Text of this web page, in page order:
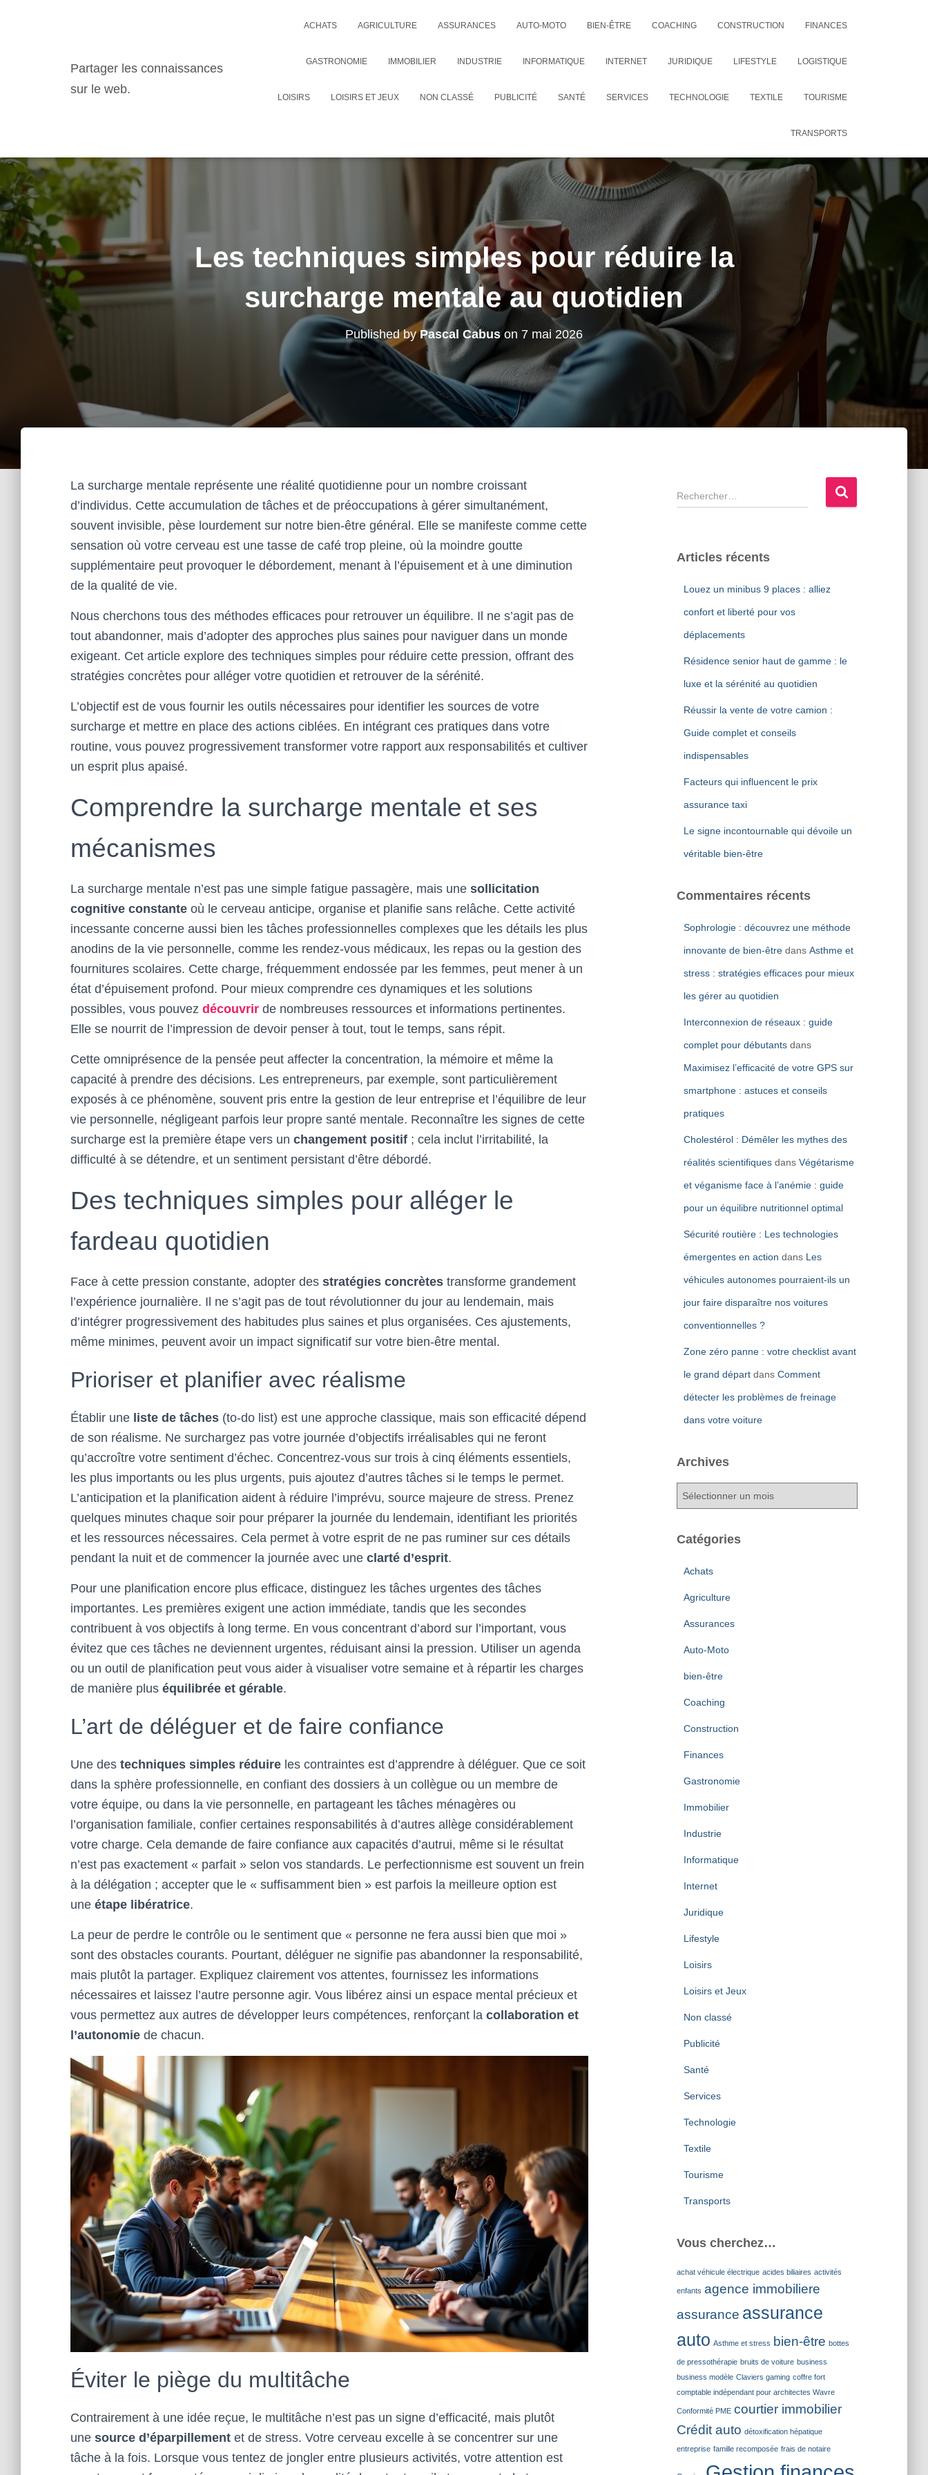
Partager les connaissances
sur le web.
ACHATS AGRICULTURE ASSURANCES AUTO-MOTO BIEN-ÊTRE COACHING CONSTRUCTION FINANCES
GASTRONOMIE IMMOBILIER INDUSTRIE INFORMATIQUE INTERNET JURIDIQUE LIFESTYLE LOGISTIQUE
LOISIRS LOISIRS ET JEUX NON CLASSÉ PUBLICITÉ SANTÉ SERVICES TECHNOLOGIE TEXTILE TOURISME
TRANSPORTS
Les techniques simples pour réduire la
surcharge mentale au quotidien
Published byPascal Cabuson 7 mai 2026
La surcharge mentale représente une réalité quotidienne pour un nombre croissant
d’individus. Cette accumulation de tâches et de préoccupations à gérer simultanément,
souvent invisible, pèse lourdement sur notre bien-être général. Elle se manifeste comme cette
sensation où votre cerveau est une tasse de café trop pleine, où la moindre goutte
supplémentaire peut provoquer le débordement, menant à l’épuisement et à une diminution
de la qualité de vie.
Nous cherchons tous des méthodes efficaces pour retrouver un équilibre. Il ne s’agit pas de
tout abandonner, mais d’adopter des approches plus saines pour naviguer dans un monde
exigeant. Cet article explore des techniques simples pour réduire cette pression, offrant des
stratégies concrètes pour alléger votre quotidien et retrouver de la sérénité.
L’objectif est de vous fournir les outils nécessaires pour identifier les sources de votre
surcharge et mettre en place des actions ciblées. En intégrant ces pratiques dans votre
routine, vous pouvez progressivement transformer votre rapport aux responsabilités et cultiver
un esprit plus apaisé.
Comprendre la surcharge mentale et ses
mécanismes
La surcharge mentale n’est pas une simple fatigue passagère, mais une sollicitation
cognitive constante où le cerveau anticipe, organise et planifie sans relâche. Cette activité
incessante concerne aussi bien les tâches professionnelles complexes que les détails les plus
anodins de la vie personnelle, comme les rendez-vous médicaux, les repas ou la gestion des
fournitures scolaires. Cette charge, fréquemment endossée par les femmes, peut mener à un
état d’épuisement profond. Pour mieux comprendre ces dynamiques et les solutions
possibles, vous pouvez découvrir de nombreuses ressources et informations pertinentes.
Elle se nourrit de l’impression de devoir penser à tout, tout le temps, sans répit.
Cette omniprésence de la pensée peut affecter la concentration, la mémoire et même la
capacité à prendre des décisions. Les entrepreneurs, par exemple, sont particulièrement
exposés à ce phénomène, souvent pris entre la gestion de leur entreprise et l’équilibre de leur
vie personnelle, négligeant parfois leur propre santé mentale. Reconnaître les signes de cette
surcharge est la première étape vers un changement positif ; cela inclut l’irritabilité, la
difficulté à se détendre, et un sentiment persistant d’être débordé.
Des techniques simples pour alléger le
fardeau quotidien
Face à cette pression constante, adopter des stratégies concrètes transforme grandement
l’expérience journalière. Il ne s’agit pas de tout révolutionner du jour au lendemain, mais
d’intégrer progressivement des habitudes plus saines et plus organisées. Ces ajustements,
même minimes, peuvent avoir un impact significatif sur votre bien-être mental.
Prioriser et planifier avec réalisme
Établir une liste de tâches (to-do list) est une approche classique, mais son efficacité dépend
de son réalisme. Ne surchargez pas votre journée d’objectifs irréalisables qui ne feront
qu’accroître votre sentiment d’échec. Concentrez-vous sur trois à cinq éléments essentiels,
les plus importants ou les plus urgents, puis ajoutez d’autres tâches si le temps le permet.
L’anticipation et la planification aident à réduire l’imprévu, source majeure de stress. Prenez
quelques minutes chaque soir pour préparer la journée du lendemain, identifiant les priorités
et les ressources nécessaires. Cela permet à votre esprit de ne pas ruminer sur ces détails
pendant la nuit et de commencer la journée avec une clarté d’esprit.
Pour une planification encore plus efficace, distinguez les tâches urgentes des tâches
importantes. Les premières exigent une action immédiate, tandis que les secondes
contribuent à vos objectifs à long terme. En vous concentrant d’abord sur l’important, vous
évitez que ces tâches ne deviennent urgentes, réduisant ainsi la pression. Utiliser un agenda
ou un outil de planification peut vous aider à visualiser votre semaine et à répartir les charges
de manière plus équilibrée et gérable.
L’art de déléguer et de faire confiance
Une des techniques simples réduire les contraintes est d’apprendre à déléguer. Que ce soit
dans la sphère professionnelle, en confiant des dossiers à un collègue ou un membre de
votre équipe, ou dans la vie personnelle, en partageant les tâches ménagères ou
l’organisation familiale, confier certaines responsabilités à d’autres allège considérablement
votre charge. Cela demande de faire confiance aux capacités d’autrui, même si le résultat
n’est pas exactement « parfait » selon vos standards. Le perfectionnisme est souvent un frein
à la délégation ; accepter que le « suffisamment bien » est parfois la meilleure option est
une étape libératrice.
La peur de perdre le contrôle ou le sentiment que « personne ne fera aussi bien que moi »
sont des obstacles courants. Pourtant, déléguer ne signifie pas abandonner la responsabilité,
mais plutôt la partager. Expliquez clairement vos attentes, fournissez les informations
nécessaires et laissez l’autre personne agir. Vous libérez ainsi un espace mental précieux et
vous permettez aux autres de développer leurs compétences, renforçant la collaboration et
l’autonomie de chacun.
Éviter le piège du multitâche
Contrairement à une idée reçue, le multitâche n’est pas un signe d’efficacité, mais plutôt
une source d’éparpillement et de stress. Votre cerveau excelle à se concentrer sur une
tâche à la fois. Lorsque vous tentez de jongler entre plusieurs activités, votre attention est
R
e
e
Articles récents
Louez un minibus 9 places : alliez
confort et liberté pour vos
déplacements
Résidence senior haut de gamme : le
luxe et la sérénité au quotidien
Réussir la vente de votre camion :
Guide complet et conseils
indispensables
Facteurs qui influencent le prix
assurance taxi
Le signe incontournable qui dévoile un
véritable bien-être
Commentaires récents
Sophrologie : découvrez une méthode
innovante de bien-êtredans Asthme et
stress : stratégies efficaces pour mieux
les gérer au quotidien
Interconnexion de réseaux : guide
complet pour débutantsdans
Maximisez l’efficacité de votre GPS sur
smartphone : astuces et conseils
pratiques
Cholestérol : Démêler les mythes des
réalités scientifiquesdans Végétarisme
et véganisme face à l’anémie : guide
pour un équilibre nutritionnel optimal
Sécurité routière : Les technologies
émergentes en action dans Les
véhicules autonomes pourraient-ils un
jour faire disparaître nos voitures
conventionnelles ?
Zone zéro panne : votre checklist avant
le grand départdans Comment
détecter les problèmes de freinage
dans votre voiture
Archives
h
Catégories
Achats
Agriculture
Assurances
Auto-Moto
bien-être
Coaching
Construction
Finances
Gastronomie
Immobilier
Industrie
Informatique
Internet
Juridique
Lifestyle
Loisirs
Loisirs et Jeux
Non classé
Publicité
Santé
Services
Technologie
Textile
Tourisme
Transports
Vous cherchez…
achat véhicule électrique acides biliaires activités
enfants agence immobiliere
assurance assurance
auto Asthme et stress bien-être bottes
de pressothérapie bruits de voiture business
business modèle Claviers gaming coffre fort
comptable indépendant pour architectes Wavre
Conformité PME courtier immobilier
Crédit auto détoxification hépatique
entreprise famille recomposée frais de notaire